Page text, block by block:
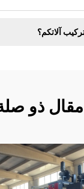
آلاتكم؟
مقال ذو